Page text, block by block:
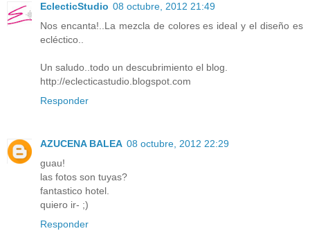
EclecticStudio 08 octubre, 2012 21:49
Nos encanta!..La mezcla de colores es ideal y el diseño es
ecléctico..
Un saludo..todo un descubrimiento el blog.
http://eclecticastudio.blogspot.com
Responder
AZUCENA BALEA 08 octubre, 2012 22:29
guau!
las fotos son tuyas?
fantastico hotel.
quiero ir- ;)
Responder